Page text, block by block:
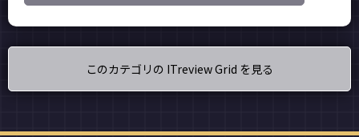
このカテゴリの ITreview Grid を見る